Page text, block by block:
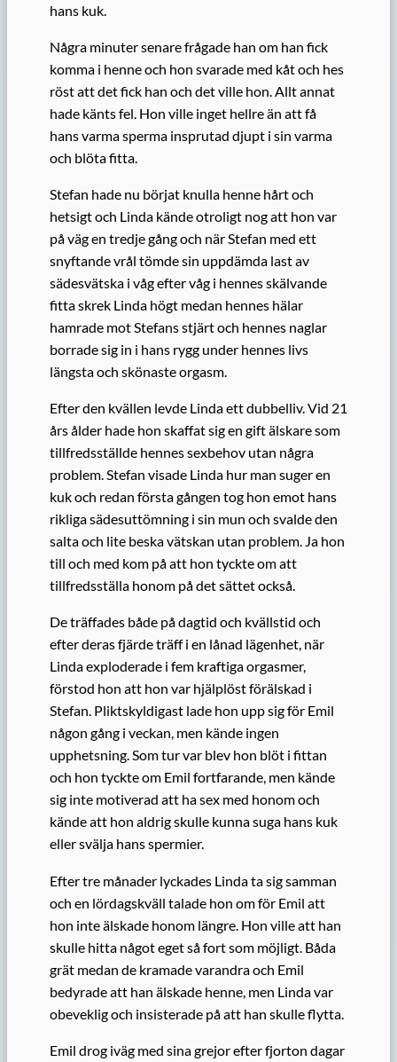
hans kuk.
Några minuter senare frågade han om han fick
komma i henne och hon svarade med kåt och hes
röst att det fick han och det ville hon. Allt annat
hade känts fel. Hon ville inget hellre än att få
hans varma sperma insprutad djupt i sin varma
och blöta fitta.
Stefan hade nu börjat knulla henne hårt och
hetsigt och Linda kände otroligt nog att hon var
på väg en tredje gång och när Stefan med ett
snyftande vrål tömde sin uppdämda last av
sädesvätska i våg efter våg i hennes skälvande
fitta skrek Linda högt medan hennes hälar
hamrade mot Stefans stjärt och hennes naglar
borrade sig in i hans rygg under hennes livs
längsta och skönaste orgasm.
Efter den kvällen levde Linda ett dubbelliv. Vid 21
års ålder hade hon skaffat sig en gift älskare som
tillfredsställde hennes sexbehov utan några
problem. Stefan visade Linda hur man suger en
kuk och redan första gången tog hon emot hans
rikliga sädesuttömning i sin mun och svalde den
salta och lite beska vätskan utan problem. Ja hon
till och med kom på att hon tyckte om att
tillfredsställa honom på det sättet också.
De träffades både på dagtid och kvällstid och
efter deras fjärde träff i en lånad lägenhet, när
Linda exploderade i fem kraftiga orgasmer,
förstod hon att hon var hjälplöst förälskad i
Stefan. Pliktskyldigast lade hon upp sig för Emil
någon gång i veckan, men kände ingen
upphetsning. Som tur var blev hon blöt i fittan
och hon tyckte om Emil fortfarande, men kände
sig inte motiverad att ha sex med honom och
kände att hon aldrig skulle kunna suga hans kuk
eller svälja hans spermier.
Efter tre månader lyckades Linda ta sig samman
och en lördagskväll talade hon om för Emil att
hon inte älskade honom längre. Hon ville att han
skulle hitta något eget så fort som möjligt. Båda
grät medan de kramade varandra och Emil
bedyrade att han älskade henne, men Linda var
obeveklig och insisterade på att han skulle flytta.
Emil drog iväg med sina grejor efter fjorton dagar